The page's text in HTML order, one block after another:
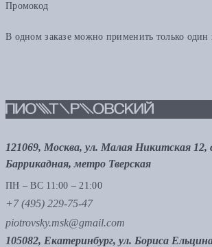
Промокод
В одном заказе можно применить только один
121069, Москва, ул. Малая Никитская
Баррикадная, метро Тверская
ПН – ВС 11:00 – 21:00
+7 (495) 229-75-47
piotrovsky.msk@gmail.com
105082, Екатеринбург, ул. Бориса